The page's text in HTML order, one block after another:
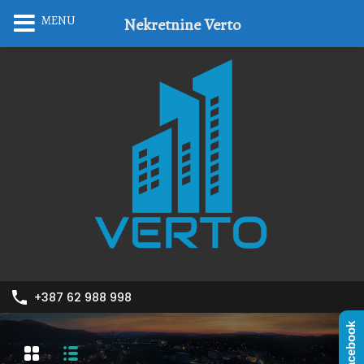
+387 62 988 998
MENU Nekretnine Verto
Facebook